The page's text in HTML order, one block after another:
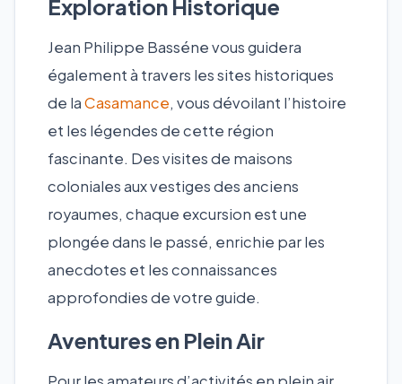
Exploration Historique
Jean Philippe Basséne vous guidera
également à travers les sites historiques
de laCasamance, vous dévoilant l’histoire
et les légendes de cette région
fascinante. Des visites de maisons
coloniales aux vestiges des anciens
royaumes, chaque excursion est une
plongée dans le passé, enrichie par les
anecdotes et les connaissances
approfondies de votre guide.
Aventures en Plein Air